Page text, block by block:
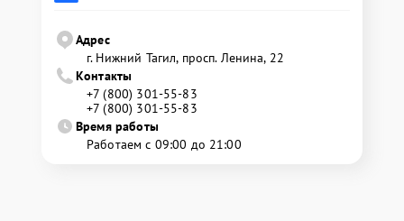
Адрес
г. Нижний Тагил, просп. Ленина, 22
Контакты
+7 (800) 301-55-83
+7 (800) 301-55-83
Время работы
Работаем с 09:00 до 21:00